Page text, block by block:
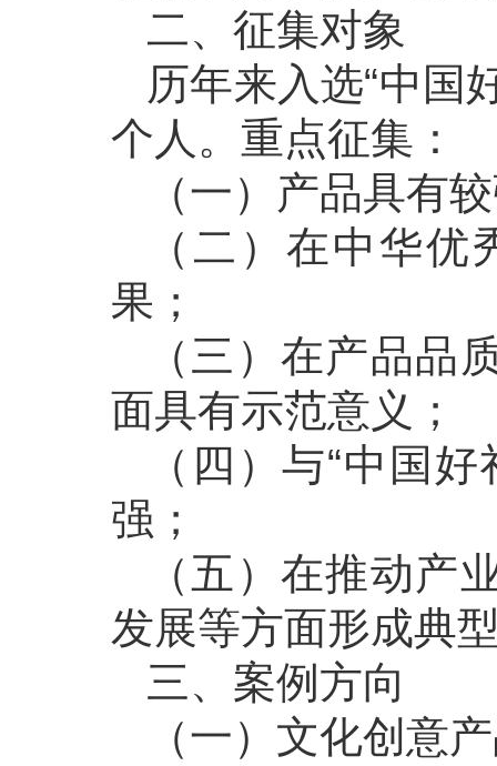
二、征集对象
历年来入选“中国
个人。重点征集：
（一）产品具有
（二）在中华
果；
（三）在产品品
面具有示范意义；
（四）与“中国
强；
（五）在推动产
发展等方面形成典
三、案例方向
（一）文化创意